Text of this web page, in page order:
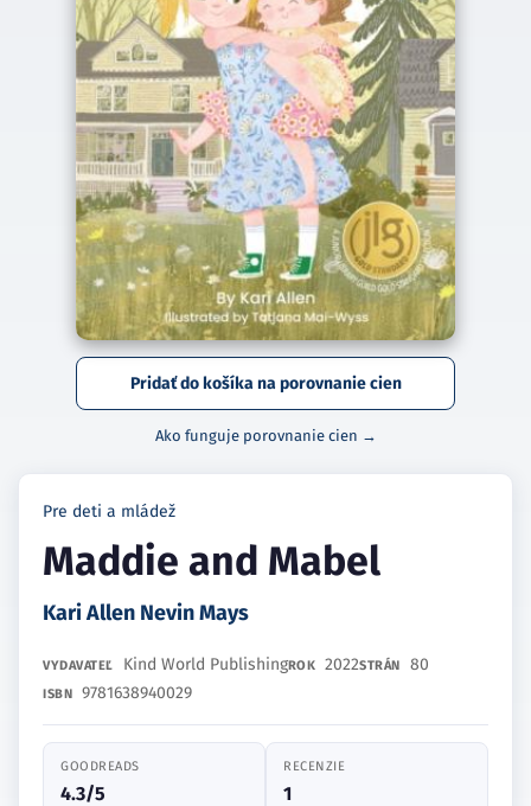
Pridať do košíka na porovnanie cien
Ako funguje porovnanie cien →
Pre deti a mládež
Maddie and Mabel
Kari Allen Nevin Mays
VYDAVATEĽ Kind World PublishingROK 2022STRÁN 80
ISBN 9781638940029
GOODREADS
4.3/5
RECENZIE
1